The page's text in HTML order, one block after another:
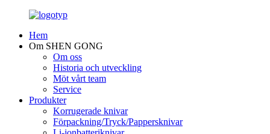
Hem
Om SHEN GONG
Om oss
Historia och utveckling
Möt vårt team
Service
Produkter
Korrugerade knivar
Förpackning/Tryck/Pappersknivar